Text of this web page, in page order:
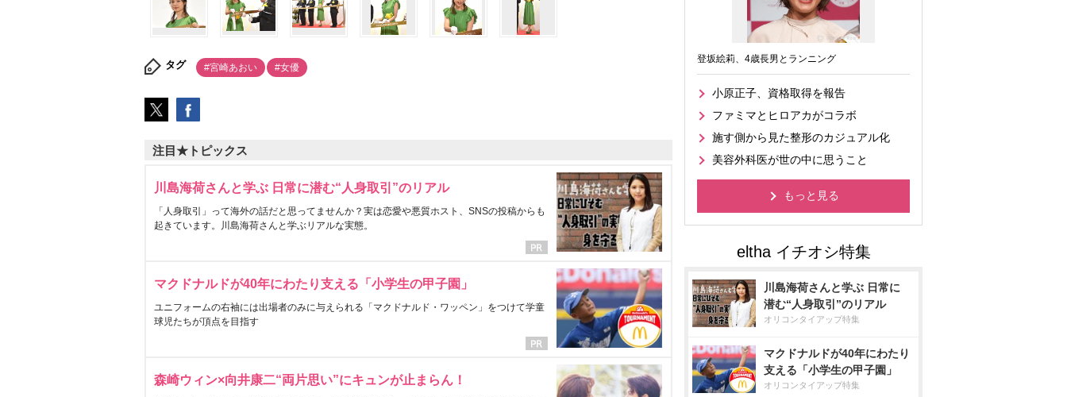
タグ #宮崎あおい #女優
注目★トピックス
川島海荷さんと学ぶ 日常に潜む“人身取引”のリアル
「人身取引」って海外の話だと思ってませんか？実は恋愛や悪質ホスト、SNSの投稿からも
起きています。川島海荷さんと学ぶリアルな実態。
マクドナルドが40年にわたり支える「小学生の甲子園」
ユニフォームの右袖には出場者のみに与えられる「マクドナルド・ワッペン」をつけて学童
球児たちが頂点を目指す
森崎ウィン×向井康二“両片思い”にキュンが止まらん！
登坂絵莉、4歳長男とランニング
小原正子、資格取得を報告
ファミマとヒロアカがコラボ
施す側から見た整形のカジュアル化
美容外科医が世の中に思うこと
もっと見る
川島海荷さんと学ぶ 日常に
潜む“人身取引”のリアル
オリコンタイアップ特集
マクドナルドが40年にわたり
支える「小学生の甲子園」
オリコンタイアップ特集